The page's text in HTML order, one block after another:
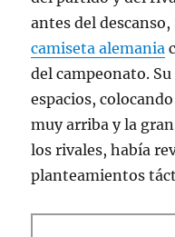
antes del
camiseta alemania
del campeonato.
espacios,
muy arriba y la
los rivales, había
planteamientos